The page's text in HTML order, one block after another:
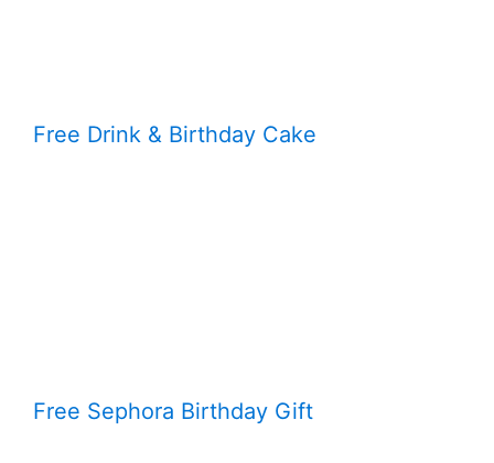
Free Drink & Birthday Cake
Free Sephora Birthday Gift